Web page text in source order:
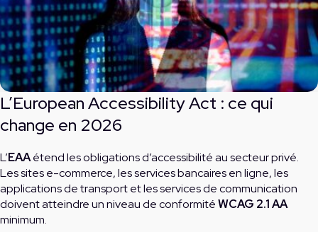
L’European Accessibility Act : ce qui
change en 2026
L’EAAétend les obligations d’accessibilité au secteur privé.
Les sites e-commerce, les services bancaires en ligne, les
applications de transport et les services de communication
doivent atteindre un niveau de conformitéWCAG 2.1 AA
minimum.